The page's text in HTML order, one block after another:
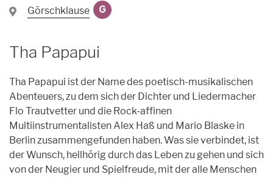
Förderung
Künstler*innen
Anmeldungen
Görschklause
G
Tha Papapui
Tha Papapui ist der Name des poetisch-musikalischen
Abenteuers, zu dem sich der Dichter und Liedermacher
Flo Trautvetter und die Rock-affinen
Multiinstrumentalisten Alex Haß und Mario Blaske in
Berlin zusammengefunden haben. Was sie verbindet, ist
der Wunsch, hellhörig durch das Leben zu gehen und sich
von der Neugier und Spielfreude, mit der alle Menschen